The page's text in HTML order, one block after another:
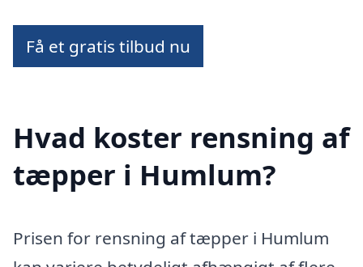
Få et gratis tilbud nu
Hvad koster rensning af
tæpper i Humlum?
Prisen for rensning af tæpper i Humlum